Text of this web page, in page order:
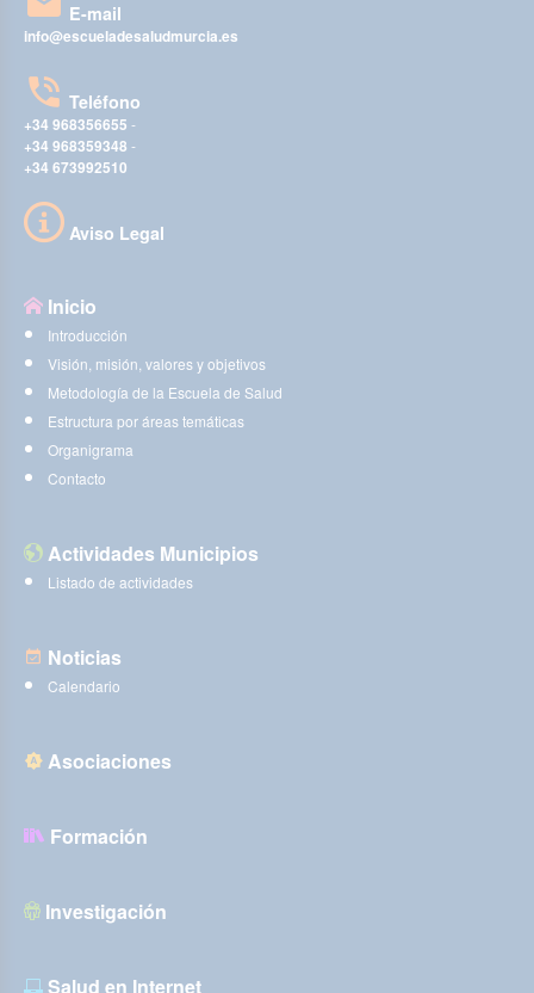
E-mail
info@escueladesaludmurcia.es
Teléfono
+34 968356655 -
+34 968359348 -
+34 673992510
Aviso Legal
Inicio
Introducción
Visión, misión, valores y objetivos
Metodología de la Escuela de Salud
Estructura por áreas temáticas
Organigrama
Contacto
Actividades Municipios
Listado de actividades
Noticias
Calendario
Asociaciones
Formación
Investigación
Salud en Internet